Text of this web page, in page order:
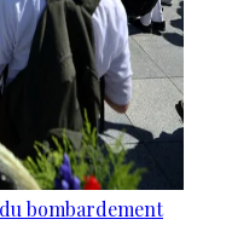
bombardement